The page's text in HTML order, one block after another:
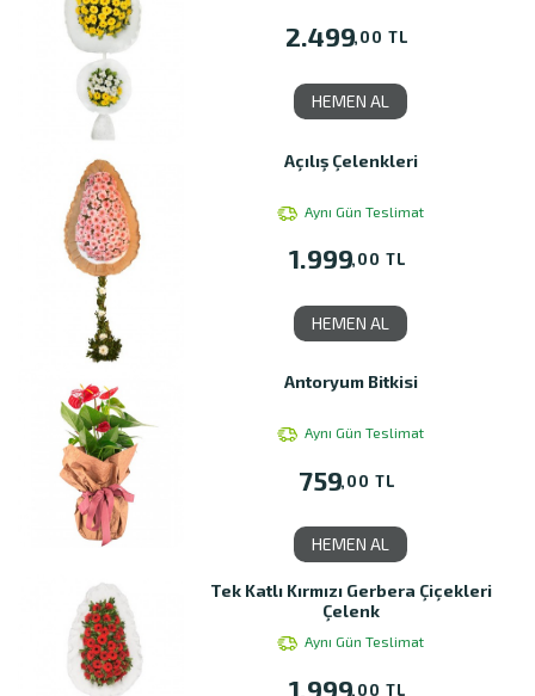
2.499,00 TL
HEMEN AL
Açılış Çelenkleri
Aynı Gün Teslimat
1.999,00 TL
HEMEN AL
Antoryum Bitkisi
Aynı Gün Teslimat
759,00 TL
HEMEN AL
Tek Katlı Kırmızı Gerbera Çiçekleri
Çelenk
Aynı Gün Teslimat
1.999,00 TL